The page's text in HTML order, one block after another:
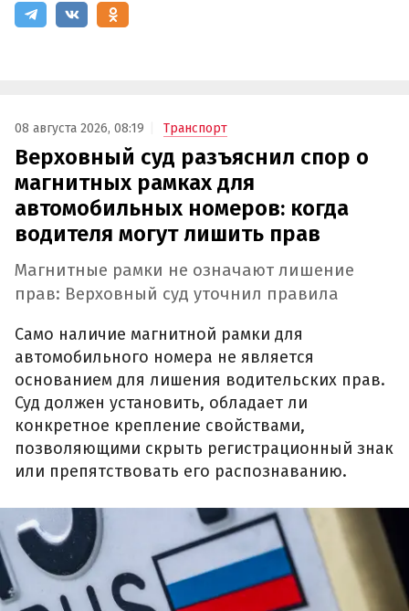
08 августа 2026, 08:19 Транспорт
Верховный суд разъяснил спор о
магнитных рамках для
автомобильных номеров: когда
водителя могут лишить прав
Магнитные рамки не означают лишение
прав: Верховный суд уточнил правила
Само наличие магнитной рамки для
автомобильного номера не является
основанием для лишения водительских прав.
Суд должен установить, обладает ли
конкретное крепление свойствами,
позволяющими скрыть регистрационный знак
или препятствовать его распознаванию.